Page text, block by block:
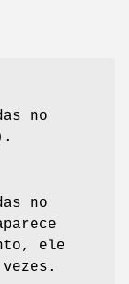
no
no
ele